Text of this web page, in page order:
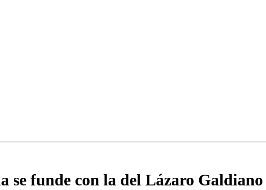
se funde con la del Lázaro Galdiano